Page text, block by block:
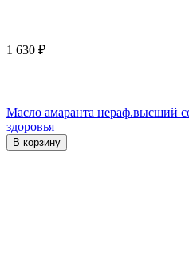
1 630 ₽
Масло амаранта нераф.высший
здоровья
В корзину